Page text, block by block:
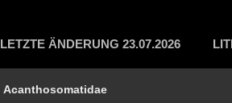
LETZTE ÄNDERUNG 23.07.2026
Acanthosomatidae